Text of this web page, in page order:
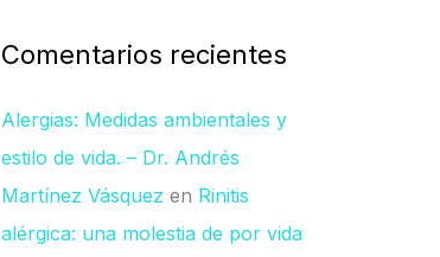
Comentarios recientes
Alergias: Medidas ambientales y
estilo de vida. – Dr. Andrés
Martínez Vásquez en Rinitis
alérgica: una molestia de por vida